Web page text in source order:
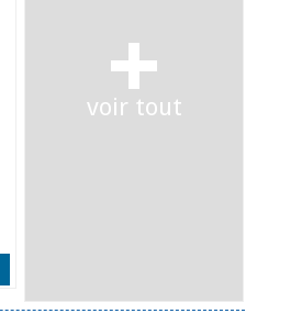
+
voir tout